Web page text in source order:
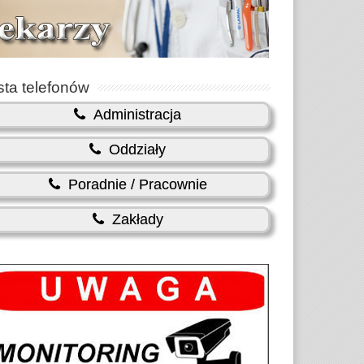
telefonów
Administracja
Oddziały
Poradnie / Pracownie
Zakłady